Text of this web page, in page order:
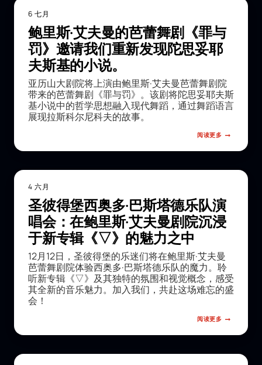
6 七月
鲍里斯·艾夫曼的芭蕾舞剧《罪与
罚》邀请我们重新发现陀思妥耶
夫斯基的小说。
亚历山大剧院将上演由鲍里斯·艾夫曼芭蕾舞剧院
带来的芭蕾舞剧《罪与罚》。该剧将陀思妥耶夫斯
基小说中的哲学思想融入现代舞蹈，通过舞蹈语言
展现拉斯科尔尼科夫的故事。
阅读更多
4 六月
圣彼得堡西奥多·巴斯塔德乐队演
唱会：在鲍里斯·艾夫曼剧院沉浸
于新专辑《▽》的魅力之中
12月12日，圣彼得堡的乐迷们将在鲍里斯·艾夫曼
芭蕾舞剧院体验西奥多·巴斯塔德乐队的魔力。聆
听新专辑《▽》及其独特的氛围和视觉概念，感受
其全新的音乐魅力。加入我们，共赴这场难忘的盛
会！
阅读更多